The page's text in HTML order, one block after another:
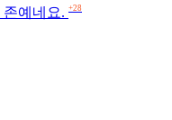
존예네요. +28